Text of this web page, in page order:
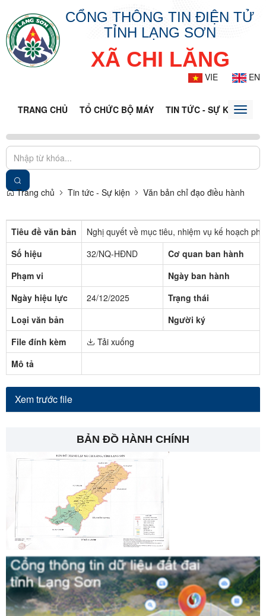
CỔNG THÔNG TIN ĐIỆN TỬ
TỈNH LẠNG SƠN
XÃ CHI LĂNG
VIE EN
TRANG CHỦ TỔ CHỨC BỘ MÁY TIN TỨC - SỰ KIỆNToggle
Trang chủ Tin tức - Sự kiện Văn bản chỉ đạo điều hành
Tiêu đề văn bản
Nghị quyết về mục tiêu, nhiệm vụ kế hoạch
Số hiệu
32/NQ-HĐND
Cơ quan ban hành
Phạm vi
Ngày ban hành
Ngày hiệu lực
24/12/2025
Trạng thái
Loại văn bản
Người ký
File đính kèm
Tải xuống
Mô tả
Xem trước file
BẢN ĐỒ HÀNH CHÍNH